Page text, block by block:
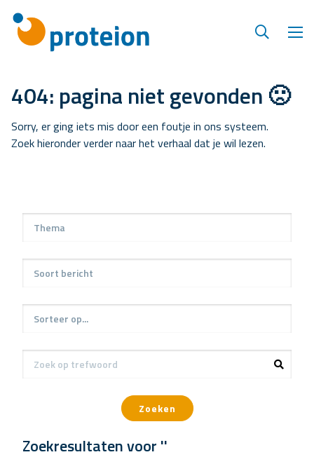
404: pagina niet gevonden 🙁
Sorry, er ging iets mis door een foutje in ons systeem.
Zoek hieronder verder naar het verhaal dat je wil lezen.
Zoeken
Zoekresultaten voor ''